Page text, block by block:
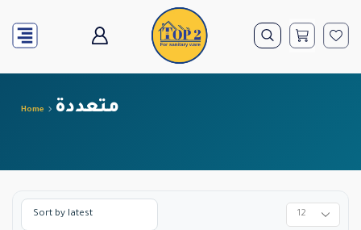
Home متعددة